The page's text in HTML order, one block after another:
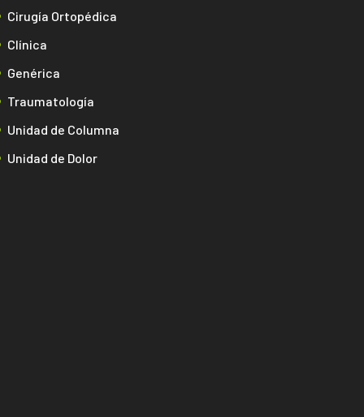
Cirugía Ortopédica
Clínica
Genérica
Traumatología
Unidad de Columna
Unidad de Dolor